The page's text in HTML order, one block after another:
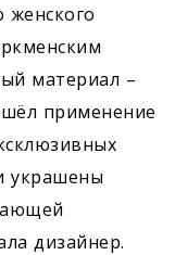
женского
материал –
применение
украшены
дизайнер.